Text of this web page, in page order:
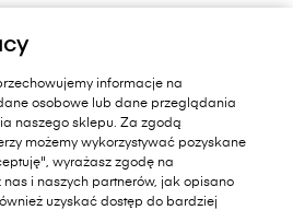
od Primavera Furniture Sp. z
Mała 18 A.. Pamiętaj, zgoda jest
zgodę w każdym czasie oraz
sprostowania, usunięcia lub
prawo wniesienia skargi do organu
danych. Administratorem Państwa
informacje na
osobowe lub dane przeglądania
naszego sklepu. Za zgodą
możemy wykorzystywać pozyskane
wyrażasz zgodę na
i naszych partnerów, jak opisano
uzyskać dostęp do bardziej